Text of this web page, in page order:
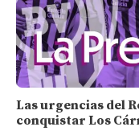
Las urgencias del
conquistar Los